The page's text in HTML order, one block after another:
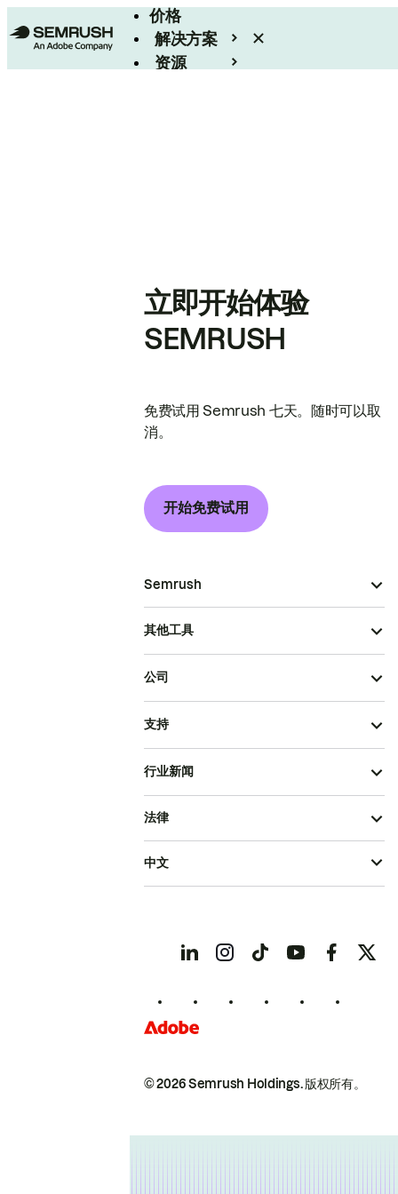
价格
解决方案
资源
立即开始体验
SEMRUSH
免费试用 Semrush 七天。随时可以取
消。
开始免费试用
Semrush
其他工具
公司
支持
行业新闻
© 2026 Semrush Holdings.版权所有。
法律
中文